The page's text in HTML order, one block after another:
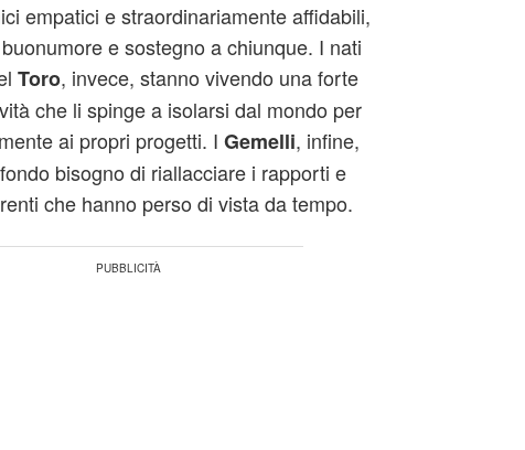
empatici e straordinariamente affidabili,
e sostegno a chiunque. I nati
Toro, invece, stanno vivendo una forte
che li spinge a isolarsi dal mondo per
ai propri progetti. I Gemelli, infine,
bisogno di riallacciare i rapporti e
che hanno perso di vista da tempo.